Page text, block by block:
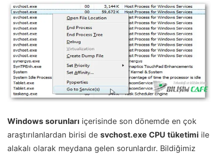
Windows sorunları içerisinde son dönemde en çok
araştırılanlardan birisi de svchost.exe CPU tüketimi ile
alakalı olarak meydana gelen sorunlardır. Bildiğimiz